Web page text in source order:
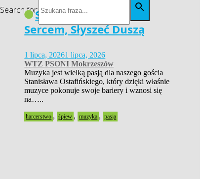
Search for:Siła Pasji – Widzieć
Sercem, Słyszeć Duszą
1 lipca, 20261 lipca, 2026
WTZ PSONI Mokrzeszów
Muzyka jest wielką pasją dla naszego gościa
Stanisława Ostafińskiego, który dzięki właśnie
muzyce pokonuje swoje bariery i wznosi się
na…..
harcerstwo , śpiew , muzyka , pasja